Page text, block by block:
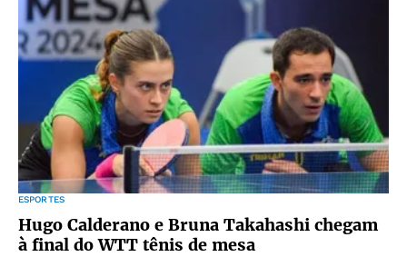
ESPORTES
Hugo Calderano e Bruna Takahashi chegam
à final do WTT tênis de mesa